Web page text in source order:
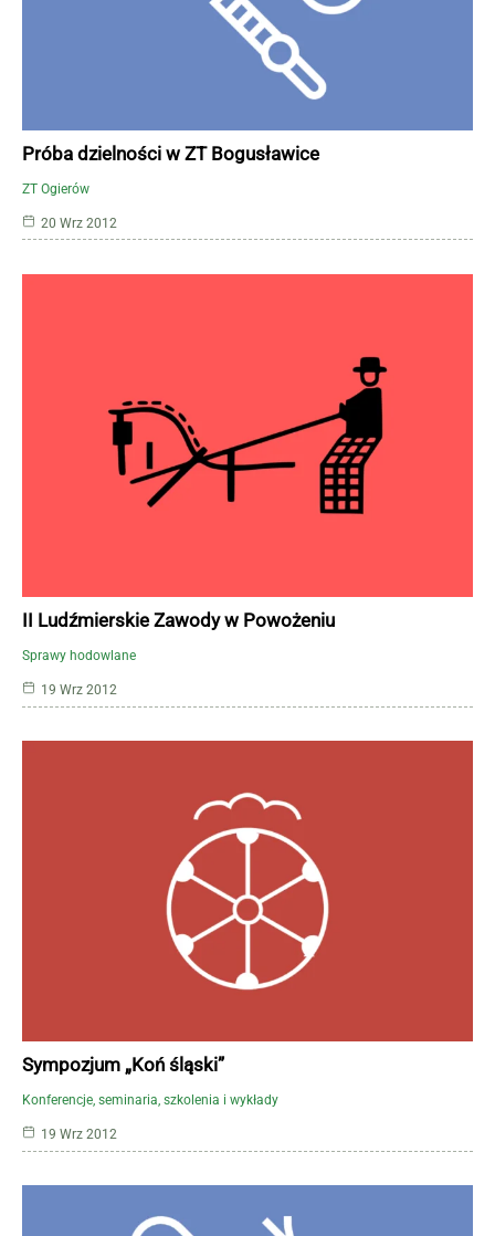
ZT Ogierów
Próba dzielności w ZT Bogusławice
20 Wrz 2012
Sprawy hodowlane
II Ludźmierskie Zawody w Powożeniu
19 Wrz 2012
Konferencje, seminaria, szkolenia i wykłady
Sympozjum „Koń śląski”
19 Wrz 2012